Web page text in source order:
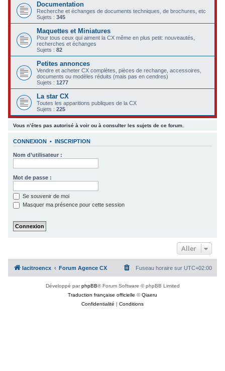
Documentation
Recherche et échanges de documents techniques, de brochures, etc
Sujets :345
Maquettes et Miniatures
Pour tous ceux qui aiment la CX même en plus petit: nouveautés,
recherches et échanges
Sujets :82
Petites annonces
Vendre et acheter CX complètes, pièces de rechange, accessoires,
documents ou modèles réduits (mais pas en cendres)
Sujets :1277
La star CX
Toutes les apparitions publiques de la CX
Sujets :225
Vous n’êtes pas autorisé à voir ou à consulter les sujets de ce forum.
CONNEXION • INSCRIPTION
Nom d’utilisateur :
Mot de passe :
Se souvenir de moi
Masquer ma présence pour cette session
Aller
lacitroencx Forum Agence CX Fuseau horaire sur UTC+02:00
Développé parphpBB® Forum Software © phpBB Limited
Traduction française officielle ©Qiaeru
Confidentialité | Conditions